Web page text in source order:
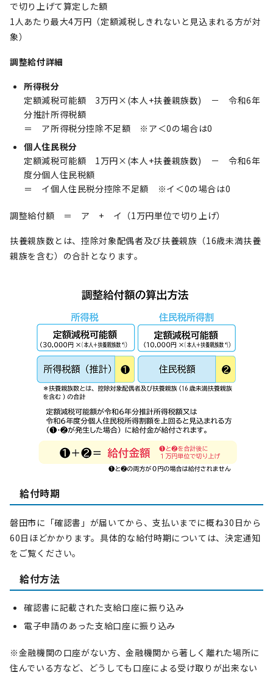
で切り上げて算定した額
1人あたり最大4万円（定額減税しきれないと見込まれる方が対
象）
調整給付詳細
所得税分
定額減税可能額 3万円×(本人+扶養親族数) － 令和6年
分推計所得税額
＝ ア所得税分控除不足額 ※ア＜0の場合は0
個人住民税分
定額減税可能額 1万円×(本人+扶養親族数) － 令和6年
度分個人住民税額
＝ イ個人住民税分控除不足額 ※イ＜0の場合は0
調整給付額 ＝ ア + イ（1万円単位で切り上げ）
扶養親族数とは、控除対象配偶者及び扶養親族（16歳未満扶養
親族を含む）の合計となります。
給付時期
磐田市に「確認書」が届いてから、支払いまでに概ね30日から
60日ほどかかります。具体的な給付時期については、決定通知
をご覧ください。
給付方法
確認書に記載された支給口座に振り込み
電子申請のあった支給口座に振り込み
※金融機関の口座がない方、金融機関から著しく離れた場所に
住んでいる方など、どうしても口座による受け取りが出来ない